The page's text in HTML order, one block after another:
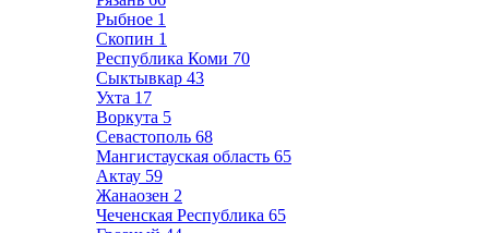
Рыбное 1
Скопин 1
Республика Коми 70
Сыктывкар 43
Ухта 17
Воркута 5
Севастополь 68
Мангистауская область 65
Актау 59
Жанаозен 2
Чеченская Республика 65